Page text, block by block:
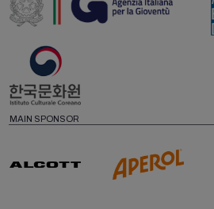
MAIN SPONSOR